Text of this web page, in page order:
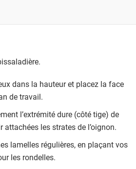
dans la hauteur et placez la face
de travail.
l’extrémité dure (côté tige) de
les strates de l’oignon.
lamelles régulières, en plaçant vos
les rondelles.